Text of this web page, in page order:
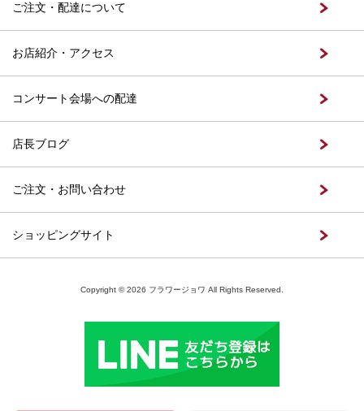
ご注文・配達について
お店紹介・アクセス
コンサート会場への配達
店長ブログ
ご注文・お問い合わせ
ショッピングサイト
Copyright © 2026 フラワージョワ All Rights Reserved.